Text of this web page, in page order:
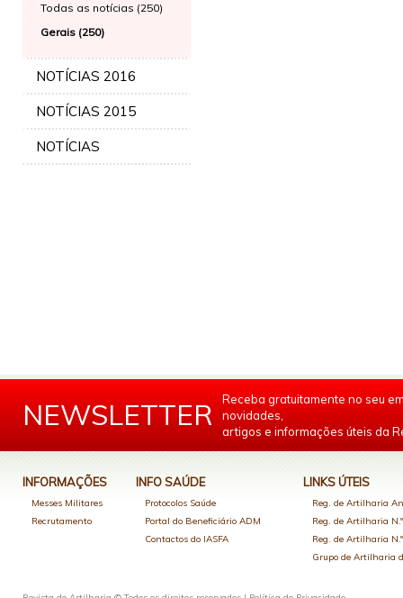
Todas as notícias (250)
Gerais (250)
NOTÍCIAS 2016
NOTÍCIAS 2015
NOTÍCIAS
NEWSLETTER
Receba gratuitamente no seu
novidades,
artigos e informações úteis da
INFORMAÇÕES
Messes Militares
Recrutamento
INFO SAÚDE
Protocolos Saúde
Portal do Beneficiário ADM
Contactos do IASFA
LINKS ÚTEIS
Reg. de Artilharia
Reg. de Artilharia
Reg. de Artilharia
Grupo de Artilharia